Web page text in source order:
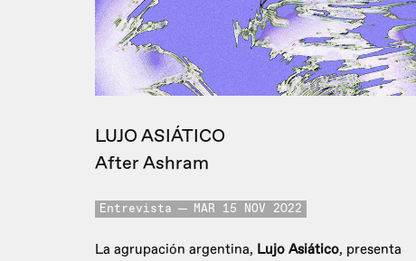
LUJO ASIÁTICO
After Ashram
Entrevista MAR 15 NOV 2022
La agrupación argentina, Lujo Asiático, presenta